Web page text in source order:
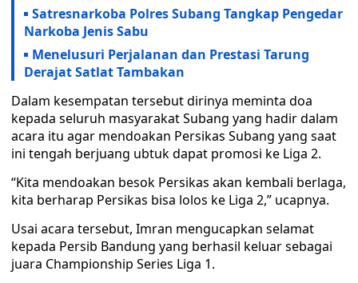
Satresnarkoba Polres Subang Tangkap Pengedar
Narkoba Jenis Sabu
Menelusuri Perjalanan dan Prestasi Tarung
Derajat Satlat Tambakan
Dalam kesempatan tersebut dirinya meminta doa
kepada seluruh masyarakat Subang yang hadir dalam
acara itu agar mendoakan Persikas Subang yang saat
ini tengah berjuang ubtuk dapat promosi ke Liga 2.
“Kita mendoakan besok Persikas akan kembali berlaga,
kita berharap Persikas bisa lolos ke Liga 2,” ucapnya.
Usai acara tersebut, Imran mengucapkan selamat
kepada Persib Bandung yang berhasil keluar sebagai
juara Championship Series Liga 1.